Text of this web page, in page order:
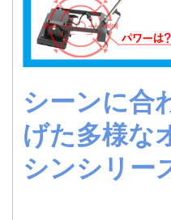
シーンに合
げた多様な
シンシリー